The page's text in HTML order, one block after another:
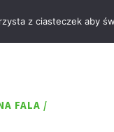
FALA /
z ciasteczek aby